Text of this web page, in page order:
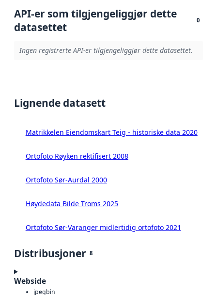
API-er som tilgjengeliggjør dette
datasettet
0
Ingen registrerte API-er tilgjengeliggjør dette datasettet.
Lignende datasett
Matrikkelen Eiendomskart Teig - historiske data 2020
Ortofoto Røyken rektifisert 2008
Ortofoto Sør-Aurdal 2000
Høydedata Bilde Troms 2025
Ortofoto Sør-Varanger midlertidig ortofoto 2021
Distribusjoner 8
Webside
jpegbin